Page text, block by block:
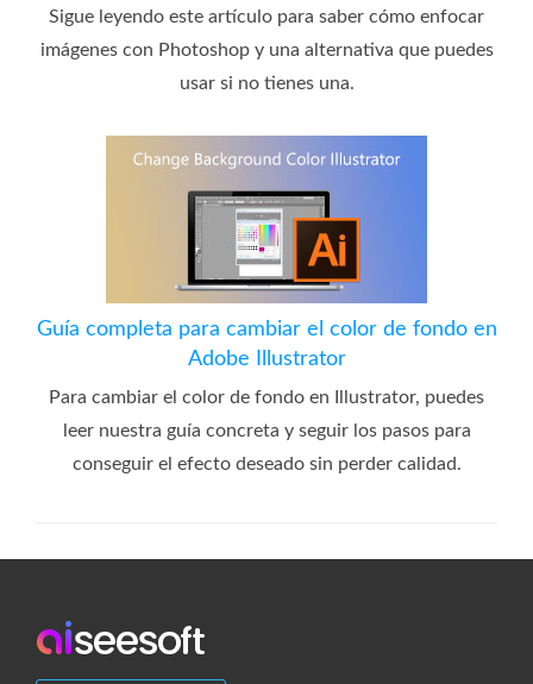
Sigue leyendo este artículo para saber cómo enfocar
imágenes con Photoshop y una alternativa que puedes
usar si no tienes una.
Guía completa para cambiar el color de fondo en
Adobe Illustrator
Para cambiar el color de fondo en Illustrator, puedes
leer nuestra guía concreta y seguir los pasos para
conseguir el efecto deseado sin perder calidad.